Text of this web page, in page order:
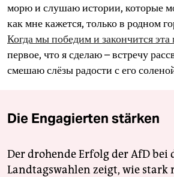
морю и слушаю истории, которые
как мне кажется, только в родном
Когда мы победим и закончится эта
первое, что я сделаю – встречу
смешаю слёзы радости с его
Die Engagierten stärken
Der drohende Erfolg der AfD bei
Landtagswahlen zeigt, wie stark